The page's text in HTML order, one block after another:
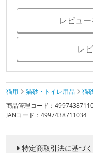
レビュ
レ
猫用 猫砂・トイレ用品 猫
商品管理コード：
JANコード：4997438711034
特定商取引法に基づ